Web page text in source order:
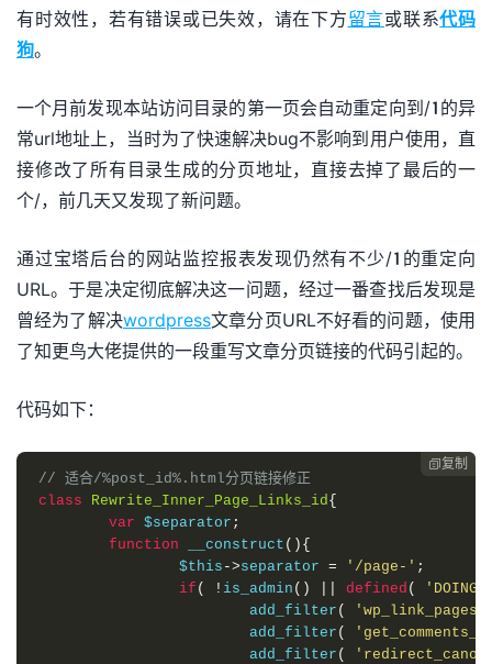
有时效性，若有错误或已失效，请在下方留言或联系代码
狗。
一个月前发现本站访问目录的第一页会自动重定向到/1的异
常url地址上，当时为了快速解决bug不影响到用户使用，直
接修改了所有目录生成的分页地址，直接去掉了最后的一
个/，前几天又发现了新问题。
通过宝塔后台的网站监控报表发现仍然有不少/1的重定向
URL。于是决定彻底解决这一问题，经过一番查找后发现是
曾经为了解决wordpress文章分页URL不好看的问题，使用
了知更鸟大佬提供的一段重写文章分页链接的代码引起的。
代码如下：
复制
// 适合/%post_id%.html分页链接修正
class
Rewrite_Inner_Page_Links_id{
var $separator ;
function __construct (){
		$this
->separator = '/page-' ;
if ( ! is_admin () defined (
			add_filter
(
			add_filter
(
			add_filter
(